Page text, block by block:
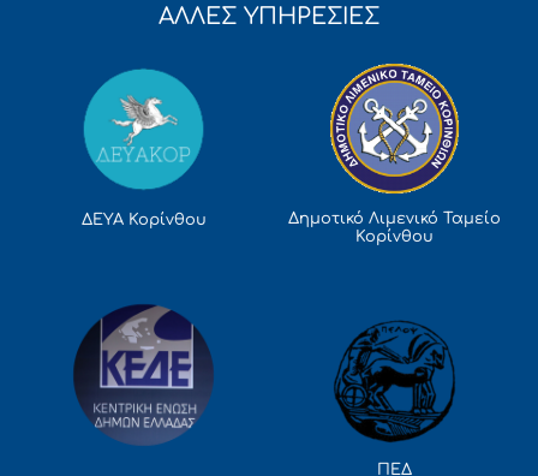
ΑΛΛΕΣ ΥΠΗΡΕΣΙΕΣ
ΔΕΥΑ Κορίνθου
Δημοτικό Λιμενικό Ταμείο
Κορίνθου
ΠΕΔ